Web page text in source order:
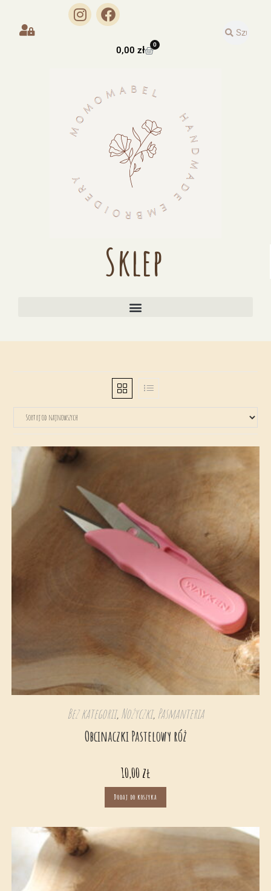
0,00zł
0
Sklep
Bez kategorii,Nożyczki, Pasmanteria
Obcinaczki Pastelowy róż
10,00 zł
Dodaj do koszyka